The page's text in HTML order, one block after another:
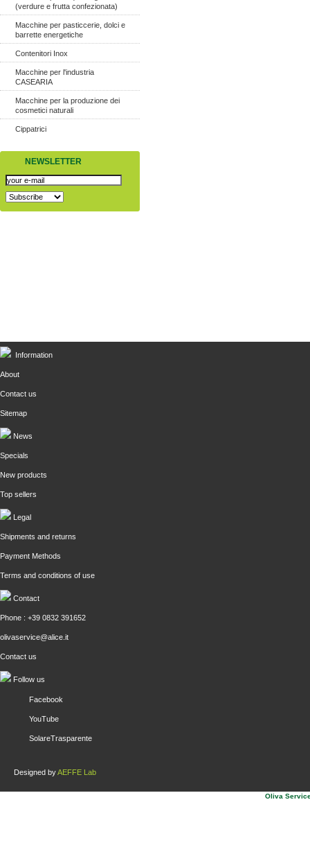
(verdure e frutta confezionata)
Macchine per pasticcerie, dolci e
barrette energetiche
Contenitori Inox
Macchine per l'industria
CASEARIA
Macchine per la produzione dei
cosmetici naturali
Cippatrici
NEWSLETTER
Information
About
Contact us
Sitemap
News
Specials
New products
Top sellers
Legal
Shipments and returns
Payment Methods
Terms and conditions of use
Contact
Phone : +39 0832 391652
olivaservice@alice.it
Contact us
Follow us
Facebook
YouTube
SolareTrasparente
Designed byAEFFE Lab
Oliva